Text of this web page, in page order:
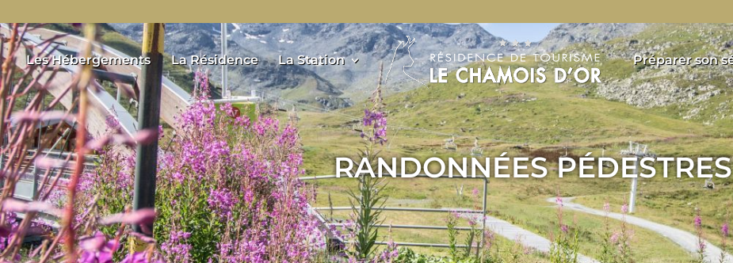
Les Hébergements La Résidence La Station Préparer son
RANDONNÉES PÉDESTRES